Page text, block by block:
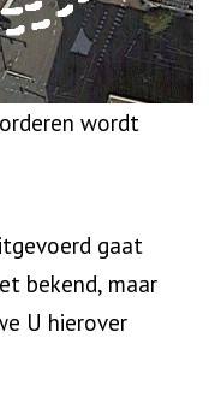
wordt
gaat
bekend, maar
U hierover